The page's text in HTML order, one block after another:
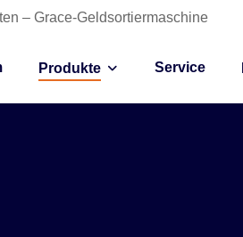
– Grace-Geldsortiermaschine
Produkte Service